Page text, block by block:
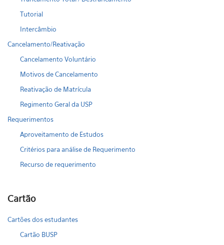
Tutorial
Intercâmbio
Cancelamento/Reativação
Cancelamento Voluntário
Motivos de Cancelamento
Reativação de Matrícula
Regimento Geral da USP
Requerimentos
Aproveitamento de Estudos
Critérios para análise de Requerimento
Recurso de requerimento
Cartão
Cartões dos estudantes
Cartão BUSP